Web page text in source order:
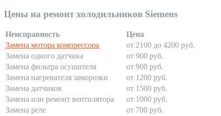
Цены на ремонт холодильников Siemens
Неисправность
Цена
Замена мотора компрессора
от 2100 до 4200 руб.
Замена одного датчика
от 900 руб.
Замена фильтра осушителя
от 900 руб.
Замена нагревателя заморозки
от 1200 руб.
Замена датчиков
от 1500 руб.
Замена или ремонт вентилятора
от 1000 руб.
Замена реле
от 700 руб.